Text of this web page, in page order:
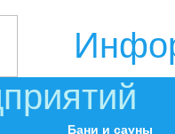
Бани и сауны